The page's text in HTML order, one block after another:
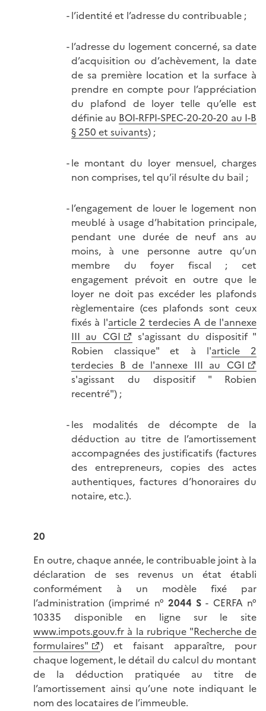
l’identité et l’adresse du contribuable ;
l’adresse du logement concerné, sa date
d’acquisition ou d’achèvement, la date
de sa première location et la surface à
prendre en compte pour l’appréciation
du plafond de loyer telle qu’elle est
définie au BOI-RFPI-SPEC-20-20-20 au I-B
§ 250 et suivants) ;
le montant du loyer mensuel, charges
non comprises, tel qu’il résulte du bail ;
l’engagement de louer le logement non
meublé à usage d’habitation principale,
pendant une durée de neuf ans au
moins, à une personne autre qu’un
membre du foyer fiscal ; cet
engagement prévoit en outre que le
loyer ne doit pas excéder les plafonds
règlementaire (ces plafonds sont ceux
fixés à l'article 2 terdecies A de l'annexe
III au CGI
s'agissant du dispositif "
Robien classique" et à l'article 2
terdecies B de l'annexe III au CGI
s'agissant du dispositif " Robien
recentré") ;
les modalités de décompte de la
déduction au titre de l’amortissement
accompagnées des justificatifs (factures
des entrepreneurs, copies des actes
authentiques, factures d’honoraires du
notaire, etc.).
20
En outre, chaque année, le contribuable joint à la
déclaration de ses revenus un état établi
conformément à un modèle fixé par
l’administration (imprimé n° 2044 S - CERFA n°
10335 disponible en ligne sur le site
www.impots.gouv.fr à la rubrique "Recherche de
formulaires"
) et faisant apparaître, pour
chaque logement, le détail du calcul du montant
de la déduction pratiquée au titre de
l’amortissement ainsi qu’une note indiquant le
nom des locataires de l’immeuble.